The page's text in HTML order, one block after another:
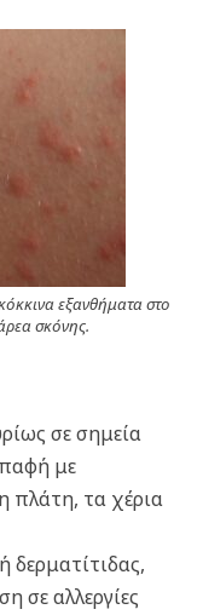
εξανθήματα στο
σκόνης.
σε σημεία
με
πλάτη, τα χέρια
σε αλλεργίες